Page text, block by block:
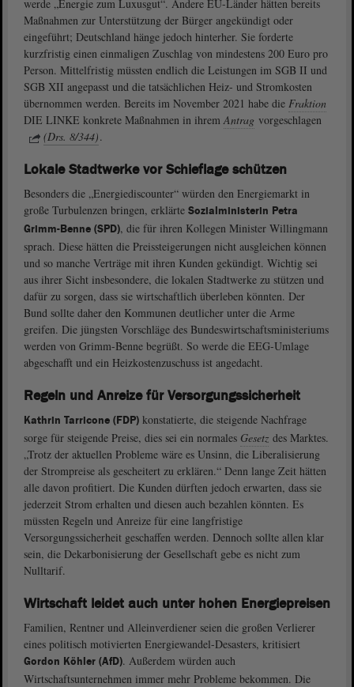
werde „Energie zum Luxusgut“. Andere EU-Länder hätten bereits
Maßnahmen zur Unterstützung der Bürger angekündigt oder
eingeführt; Deutschland hänge jedoch hinterher. Sie forderte
kurzfristig einen einmaligen Zuschlag von mindestens 200 Euro pro
Person. Mittelfristig müssten endlich die Leistungen im SGB II und
SGB XII angepasst und die tatsächlichen Heiz- und Stromkosten
übernommen werden. Bereits im November 2021 habe die Fraktion
DIE LINKE konkrete Maßnahmen in ihrem Antrag vorgeschlagen
(Drs. 8/344).
Lokale Stadtwerke vor Schieflage schützen
Besonders die „Energiediscounter“ würden den Energiemarkt in
große Turbulenzen bringen, erklärte Sozialministerin Petra
Grimm-Benne (SPD), die für ihren Kollegen Minister Willingmann
sprach. Diese hätten die Preissteigerungen nicht ausgleichen können
und so manche Verträge mit ihren Kunden gekündigt. Wichtig sei
aus ihrer Sicht insbesondere, die lokalen Stadtwerke zu stützen und
dafür zu sorgen, dass sie wirtschaftlich überleben könnten. Der
Bund sollte daher den Kommunen deutlicher unter die Arme
greifen. Die jüngsten Vorschläge des Bundeswirtschaftsministeriums
werden von Grimm-Benne begrüßt. So werde die EEG-Umlage
abgeschafft und ein Heizkostenzuschuss ist angedacht.
Regeln und Anreize für Versorgungssicherheit
Kathrin Tarricone (FDP) konstatierte, die steigende Nachfrage
sorge für steigende Preise, dies sei ein normales Gesetz des Marktes.
„Trotz der aktuellen Probleme wäre es Unsinn, die Liberalisierung
der Strompreise als gescheitert zu erklären.“ Denn lange Zeit hätten
alle davon profitiert. Die Kunden dürften jedoch erwarten, dass sie
jederzeit Strom erhalten und diesen auch bezahlen könnten. Es
müssten Regeln und Anreize für eine langfristige
Versorgungssicherheit geschaffen werden. Dennoch sollte allen klar
sein, die Dekarbonisierung der Gesellschaft gebe es nicht zum
Nulltarif.
Wirtschaft leidet auch unter hohen Energiepreisen
Familien, Rentner und Alleinverdiener seien die großen Verlierer
eines politisch motivierten Energiewandel-Desasters, kritisiert
Gordon Köhler (AfD). Außerdem würden auch
Wirtschaftsunternehmen immer mehr Probleme bekommen. Die